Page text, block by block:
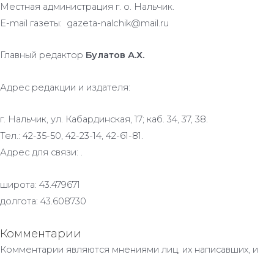
Местная администрация г. о. Нальчик.
E-mail газеты: gazeta-nalchik@mail.ru
Главный редактор Булатов А.Х.
Адрес редакции и издателя:
г. Нальчик, ул. Кабардинская, 17; каб. 34, 37, 38.
Тел.: 42-35-50, 42-23-14, 42-61-81.
Адрес для связи: .
широта: 43.479671
долгота: 43.608730
Комментарии
Комментарии являются мнениями лиц, их написавших, и